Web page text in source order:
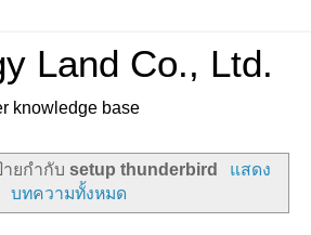
Land Co., Ltd.
knowledge base
ายกำกับsetup thunderbird
แสดง
บทความทั้งหมด